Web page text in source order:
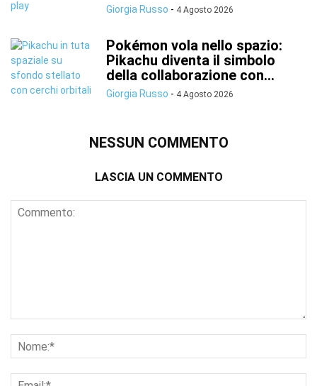
Giorgia Russo - 4 Agosto 2026
Pokémon vola nello spazio:
Pikachu diventa il simbolo
della collaborazione con...
Giorgia Russo - 4 Agosto 2026
NESSUN COMMENTO
LASCIA UN COMMENTO